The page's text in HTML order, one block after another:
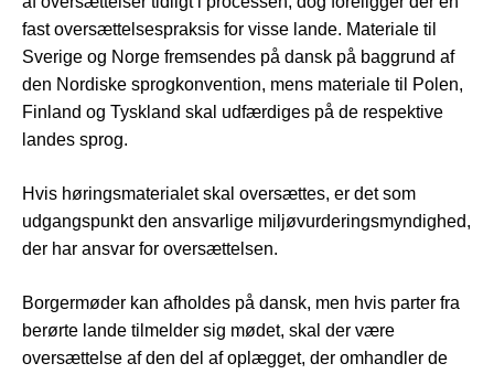
fast oversættelsespraksis for visse lande. Materiale til
Sverige og Norge fremsendes på dansk på baggrund af
den Nordiske sprogkonvention, mens materiale til Polen,
Finland og Tyskland skal udfærdiges på de respektive
landes sprog.
Hvis høringsmaterialet skal oversættes, er det som
udgangspunkt den ansvarlige miljøvurderingsmyndighed,
der har ansvar for oversættelsen.
Borgermøder kan afholdes på dansk, men hvis parter fra
berørte lande tilmelder sig mødet, skal der være
oversættelse af den del af oplægget, der omhandler de